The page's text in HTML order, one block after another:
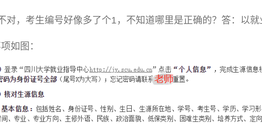
对，考生编号好像多了个1，不知道哪里是正确的？答：以就
如图：